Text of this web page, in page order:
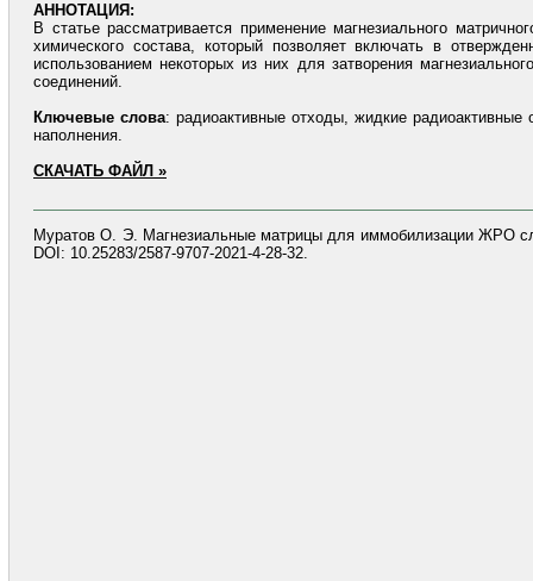
АННОТАЦИЯ:
В статье рассматривается применение магнезиального
химического состава, который позволяет включать в
использованием некоторых из них для затворения
соединений.
Ключевые слова: радиоактивные отходы, жидкие радиоактивные
наполнения.
СКАЧАТЬ ФАЙЛ »
Муратов О. Э. Магнезиальные матрицы для иммобилизации ЖРО
DOI: 10.25283/2587-9707-2021-4-28-32.